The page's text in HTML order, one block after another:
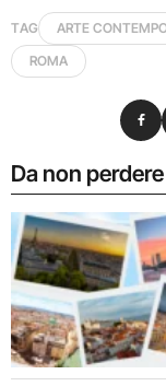
TAG ARTE
ROMA
Da non perdere